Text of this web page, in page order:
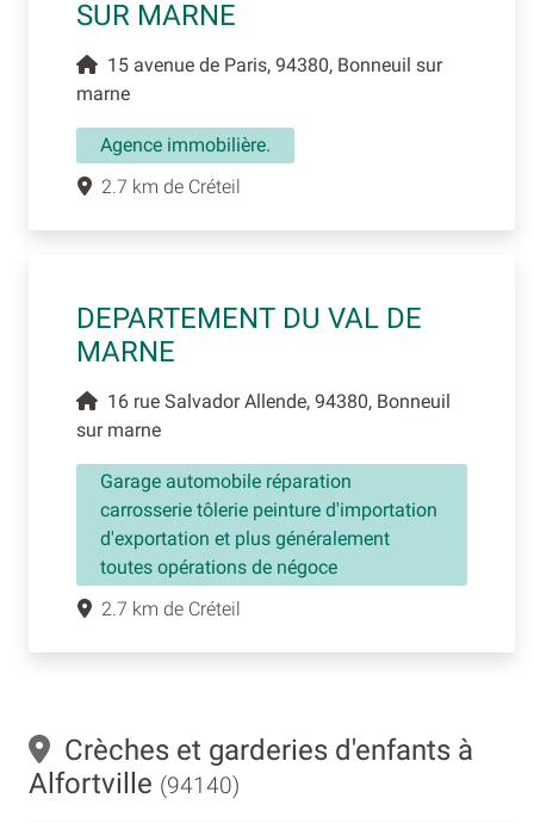
SUR MARNE
15 avenue de Paris, 94380, Bonneuil sur
marne
Agence immobilière.
2.7 km de Créteil
DEPARTEMENT DU VAL DE
MARNE
16 rue Salvador Allende, 94380, Bonneuil
sur marne
Garage automobile réparation
carrosserie tôlerie peinture d'importation
d'exportation et plus généralement
toutes opérations de négoce
2.7 km de Créteil
Crèches et garderies d'enfants à
Alfortville (94140)